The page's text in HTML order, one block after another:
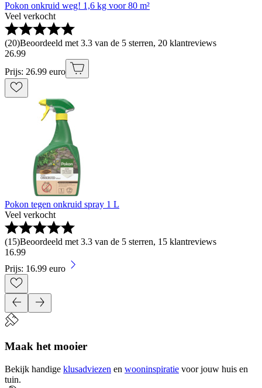
Pokon onkruid weg! 1,6 kg voor 80 m²
Veel verkocht
(20)Beoordeeld met 3.3 van de 5 sterren, 20 klantreviews
26.99
Prijs: 26.99 euro
Pokon tegen onkruid spray 1 L
Veel verkocht
(15)Beoordeeld met 3.3 van de 5 sterren, 15 klantreviews
16.99
Prijs: 16.99 euro
Maak het mooier
Bekijk handige klusadviezen en wooninspiratie voor jouw huis en
tuin.